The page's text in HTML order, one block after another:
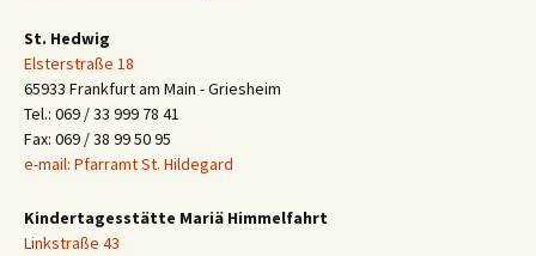
St. Hedwig
Elsterstraße 18
65933 Frankfurt am Main - Griesheim
Tel.: 069 / 33 999 78 41
Fax: 069 / 38 99 50 95
e-mail: Pfarramt St. Hildegard
Kindertagesstätte Mariä Himmelfahrt
Linkstraße 43